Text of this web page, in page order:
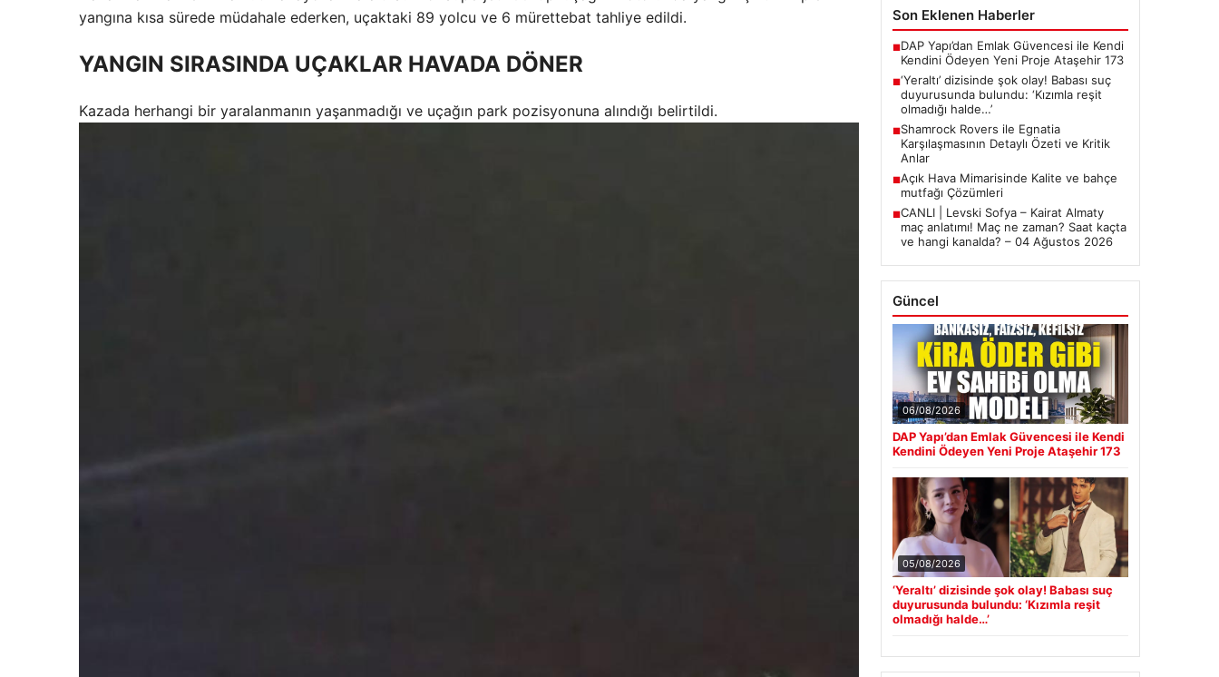
yangına kısa sürede müdahale ederken, uçaktaki 89 yolcu ve 6 mürettebat tahliye edildi.
YANGIN SIRASINDA UÇAKLAR HAVADA DÖNER
Kazada herhangi bir yaralanmanın yaşanmadığı ve uçağın park pozisyonuna alındığı belirtildi.
Son Eklenen Haberler
■DAP Yapı’dan Emlak Güvencesi ile Kendi
Kendini Ödeyen Yeni Proje Ataşehir 173
■‘Yeraltı’ dizisinde şok olay! Babası suç
duyurusunda bulundu: ‘Kızımla reşit
olmadığı halde…’
■Shamrock Rovers ile Egnatia
Karşılaşmasının Detaylı Özeti ve Kritik
Anlar
■Açık Hava Mimarisinde Kalite ve bahçe
mutfağı Çözümleri
■CANLI | Levski Sofya – Kairat Almaty
maç anlatımı! Maç ne zaman? Saat kaçta
ve hangi kanalda? – 04 Ağustos 2026
Güncel
06/08/2026
DAP Yapı’dan Emlak Güvencesi ile Kendi
Kendini Ödeyen Yeni Proje Ataşehir 173
05/08/2026
‘Yeraltı’ dizisinde şok olay! Babası suç
duyurusunda bulundu: ‘Kızımla reşit
olmadığı halde…’